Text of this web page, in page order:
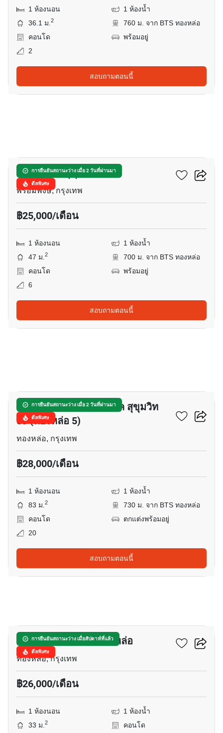
1 ห้องนอน
1 ห้องน้ำ
36.1 ม.2
760 ม. จาก BTS ทองหล่อ
คอนโด
พร้อมอยู่
2
สอบถามตอนนี้
การยืนยันสถานะว่าง เมื่อ 2 วันที่ผ่านมา
ดีลพิเศษ
เดอะ เครส สุขุมวิท 49
พร้อมพงษ์, กรุงเทพ
฿25,000/เดือน
1 ห้องนอน
1 ห้องน้ำ
47 ม.2
700 ม. จาก BTS ทองหล่อ
คอนโด
พร้อมอยู่
6
สอบถามตอนนี้
การยืนยันสถานะว่าง เมื่อ 2 วันที่ผ่านมา
ดีลพิเศษ
เดอะ วอเตอร์ฟอร์ด พาร์ค สุขุมวิท
53 (ทองหล่อ 5)
ทองหล่อ, กรุงเทพ
฿28,000/เดือน
1 ห้องนอน
1 ห้องน้ำ
83 ม.2
730 ม. จาก BTS ทองหล่อ
คอนโด
ตกแต่งพร้อมอยู่
20
สอบถามตอนนี้
การยืนยันสถานะว่าง เมื่อสัปดาห์ที่แล้ว
ดีลพิเศษ
ชีวาทัย เรสซิเดนท์ ทองหล่อ
ทองหล่อ, กรุงเทพ
฿26,000/เดือน
1 ห้องนอน
1 ห้องน้ำ
33 ม.2
คอนโด